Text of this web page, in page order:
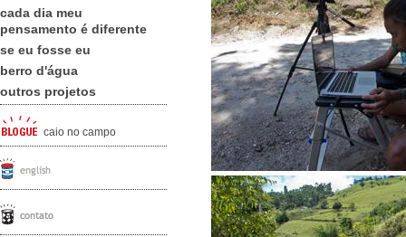
cada dia meu
pensamento é diferente
se eu fosse eu
berro d'água
outros projetos
caio no campo